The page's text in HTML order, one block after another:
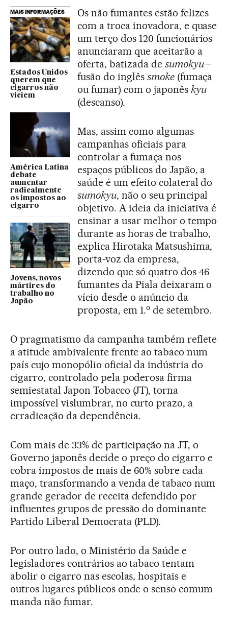
MAIS INFORMAÇÕES
Estados Unidos
querem que
cigarros não
viciem
América Latina
debate
aumentar
radicalmente
os impostos ao
cigarro
Jovens, novos
mártires do
trabalho no
Japão
Os não fumantes estão felizes
com a troca inovadora, e quase
um terço dos 120 funcionários
anunciaram que aceitarão a
oferta, batizada de sumokyu–
fusão do inglês smoke(fumaça
ou fumar) com o japonês kyu
(descanso).
Mas, assim como algumas
campanhas oficiais para
controlar a fumaça nos
espaços públicos do Japão, a
saúde é um efeito colateral do
sumokyu, não o seu principal
objetivo. A ideia da iniciativa é
ensinar a usar melhor o tempo
durante as horas de trabalho,
explica Hirotaka Matsushima,
porta-voz da empresa,
dizendo que só quatro dos 46
fumantes da Piala deixaram o
vício desde o anúncio da
proposta, em 1.ode setembro.
O pragmatismo da campanha também reflete
a atitude ambivalente frente ao tabaco num
país cujo monopólio oficial da indústria do
cigarro, controlado pela poderosa firma
semiestatal Japon Tobacco (JT), torna
impossível vislumbrar, no curto prazo, a
erradicação da dependência.
Com mais de 33% de participação na JT, o
Governo japonês decide o preço do cigarro e
cobra impostos de mais de 60% sobre cada
maço, transformando a venda de tabaco num
grande gerador de receita defendido por
influentes grupos de pressão do dominante
Partido Liberal Democrata (PLD).
Por outro lado, o Ministério da Saúde e
legisladores contrários ao tabaco tentam
abolir o cigarro nas escolas, hospitais e
outros lugares públicos onde o senso comum
manda não fumar.